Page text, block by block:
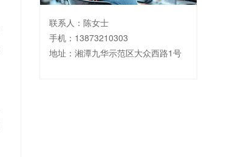
联系人：陈女士
手机：13873210303
地址：湘潭九华示范区大众西路1号